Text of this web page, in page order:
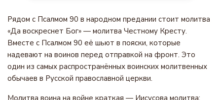
Рядом с Псалмом 90 в народном предании стоит молитва
«Да воскреснет Бог» — молитва Честному Кресту.
Вместе с Псалмом 90 её шьют в пояски, которые
надевают на воинов перед отправкой на фронт. Это
один из самых распространённых воинских молитвенных
обычаев в Русской православной церкви.
Молитва воина на войне краткая — Иисусова молитва: